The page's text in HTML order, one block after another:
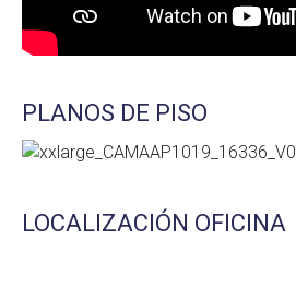
PLANOS DE PISO
LOCALIZACIÓN OFICINA